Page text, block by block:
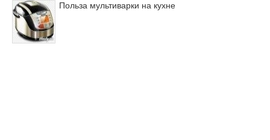
Польза мультиварки на кухне